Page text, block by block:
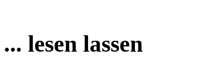
... lesen lassen